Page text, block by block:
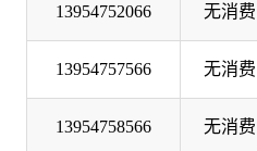
13954752066 无消费
13954757566 无消费
13954758566 无消费